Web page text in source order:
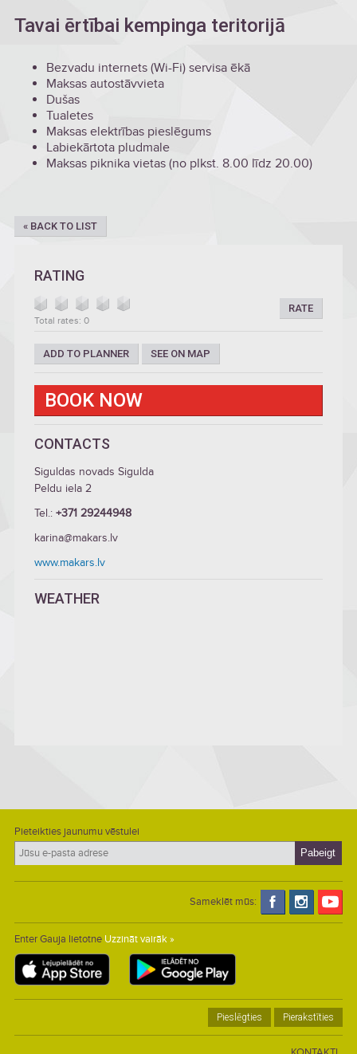
Tavai ērtībai kempinga teritorijā
Bezvadu internets (Wi-Fi) servisa ēkā
Maksas autostāvvieta
Dušas
Tualetes
Maksas elektrības pieslēgums
Labiekārtota pludmale
Maksas piknika vietas (no plkst. 8.00 līdz 20.00)
« BACK TO LIST
RATING
RATE
Total rates: 0
ADD TO PLANNER SEE ON MAP
BOOK NOW
CONTACTS
Siguldas novads Sigulda
Peldu iela 2
Tel.: +371 29244948
karina@makars.lv
www.makars.lv
WEATHER
Pieteikties jaunumu vēstulei
Sameklēt mūs:
Enter Gauja lietotne Uzzināt vairāk »
Pieslēgties Pierakstīties